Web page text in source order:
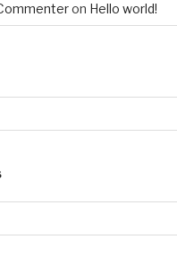
on Hello world!